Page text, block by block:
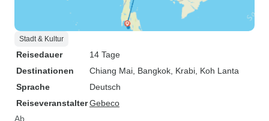
Stadt & Kultur
Reisedauer
14 Tage
Destinationen
Chiang Mai , Bangkok , Krabi , Koh Lanta
Sprache
Deutsch
ReiseveranstalterGebeco
Ab